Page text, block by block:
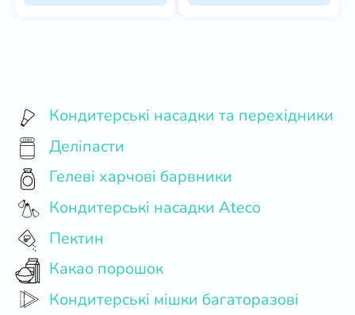
Кондитерські насадки та перехідники
Деліпасти
Гелеві харчові барвники
Кондитерські насадки Ateco
Пектин
Какао порошок
Кондитерські мішки багаторазові